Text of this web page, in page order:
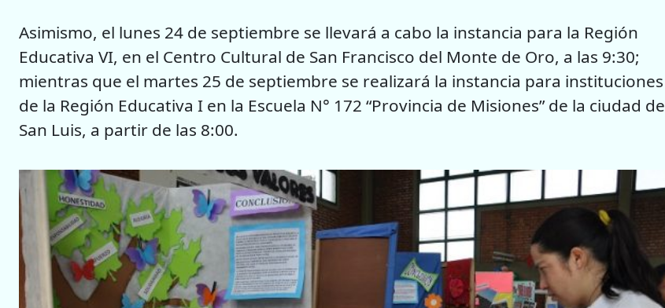
Asimismo, el lunes 24 de septiembre se llevará a cabo la instancia para la Región
Educativa VI, en el Centro Cultural de San Francisco del Monte de Oro, a las 9:30;
mientras que el martes 25 de septiembre se realizará la instancia para instituciones
de la Región Educativa I en la Escuela N° 172 “Provincia de Misiones” de la ciudad de
San Luis, a partir de las 8:00.